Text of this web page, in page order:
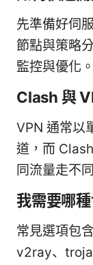
先準備好伺
節點與策略
監控與優化。
Clash 與
VPN 通常以
道，而
同流量走不
我需要哪
常見選項包
v2ray、